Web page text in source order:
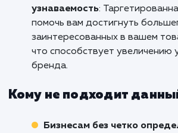
Кому подходит
Бизнесам с четко
аудиторией
возрасту, полу,
может быть мощным